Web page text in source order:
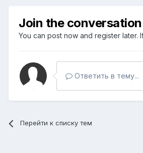
Join the conversation
You can post now and register later.
Ответить в тему...
Перейти к списку тем